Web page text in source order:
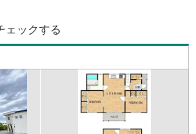
ェックする